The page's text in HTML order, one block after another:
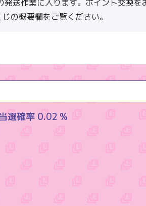
送作業に入ります。ポイント交換
の概要欄をご覧ください。
選確率 0.02 %